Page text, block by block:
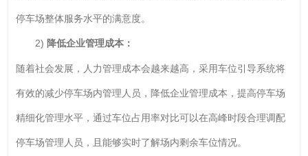
停车场整体服务水平的满意度。
2) 降低企业管理成本：
随着社会发展，人力管理成本会越来越高，采用车位引导系统将
有效的减少停车场内管理人员，降低企业管理成本，提高停车场
精细化管理水平，通过车位占用率对比可以在高峰时段合理调配
停车场管理人员，且能够实时了解场内剩余车位情况。